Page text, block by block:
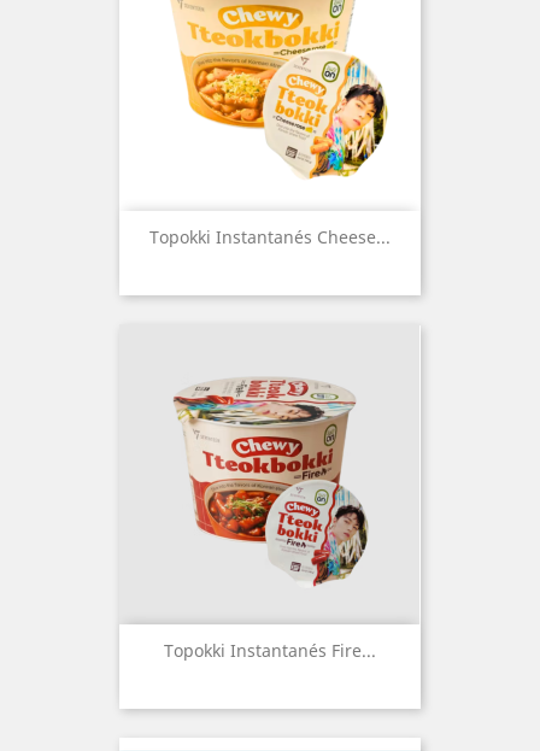
Topokki Instantanés Cheese...
Topokki Instantanés Fire...